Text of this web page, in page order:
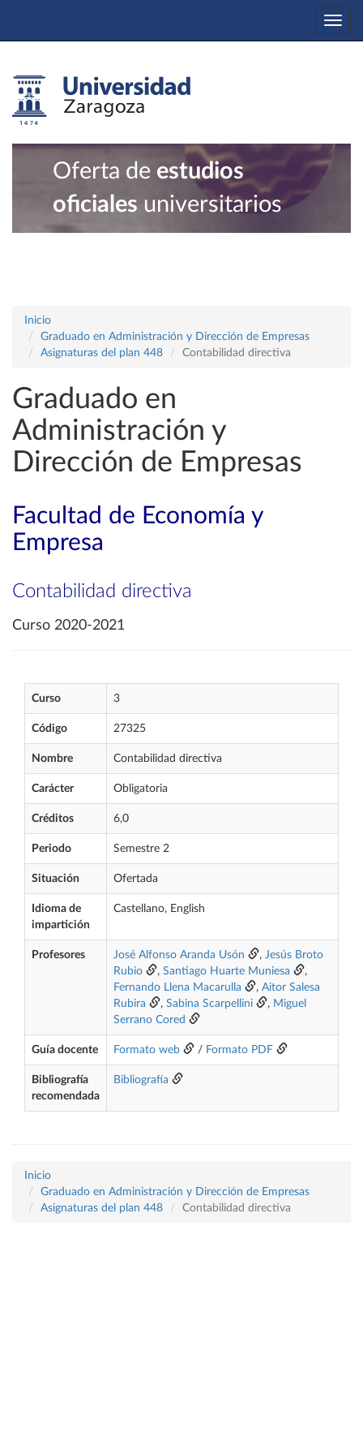
Oferta de estudios
oficiales universitarios
Inicio
Graduado en Administración y Dirección de Empresas
Asignaturas del plan 448
Contabilidad directiva
Graduado en
Administración y
Dirección de Empresas
Facultad de Economía y
Empresa
Contabilidad directiva
Curso 2020-2021
Curso 3
Código 27325
Nombre Contabilidad directiva
Carácter Obligatoria
Créditos 6,0
Periodo Semestre 2
Situación Ofertada
Idioma de
impartición
Castellano, English
Profesores José Alfonso Aranda Usón , Jesús Broto
Rubio
, Santiago Huarte Muniesa
,
Fernando Llena Macarulla
, Aitor Salesa
Rubira
, Sabina Scarpellini , Miguel
Serrano Cored
Guía docente Formato web / Formato PDF
Bibliografía
recomendada
Bibliografía
Inicio
Graduado en Administración y Dirección de Empresas
Asignaturas del plan 448
Contabilidad directiva